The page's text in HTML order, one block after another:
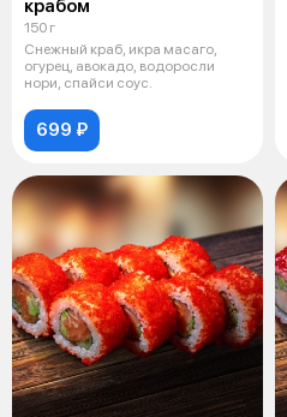
крабом
150 г
Снежный краб, икра масаго,
огурец, авокадо, водоросли
нори, спайси соус.
699 ₽